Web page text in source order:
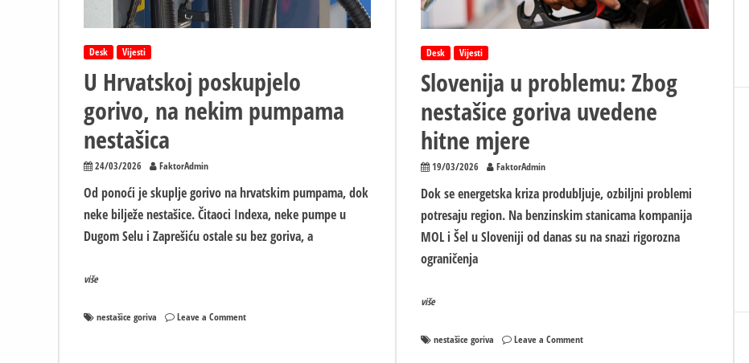
Desk Vijesti
U Hrvatskoj poskupjelo
gorivo, na nekim pumpama
nestašica
24/03/2026 FaktorAdmin
Od ponoći je skuplje gorivo na hrvatskim pumpama, dok
neke bilježe nestašice. Čitaoci Indexa, neke pumpe u
Dugom Selu i Zaprešiću ostale su bez goriva, a
više
nestašice goriva Leave a Commenton
Desk Vijesti
Slovenija u problemu: Zbog
nestašice goriva uvedene
hitne mjere
19/03/2026 FaktorAdmin
Dok se energetska kriza produbljuje, ozbiljni problemi
potresaju region. Na benzinskim stanicama kompanija
MOL i Šel u Sloveniji od danas su na snazi rigorozna
ograničenja
više
nestašice goriva Leave a Commenton